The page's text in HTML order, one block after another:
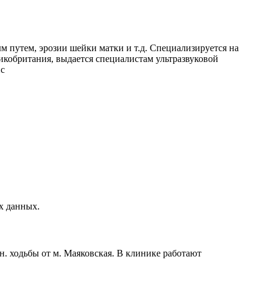
путем, эрозии шейки матки и т.д. Специализируется на
выдается специалистам ультразвуковой
данных.
ходьбы от м. Маяковская. В клинике работают